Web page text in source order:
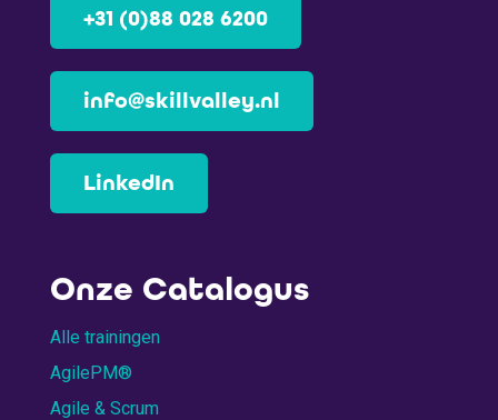
+31 (0)88 028 6200
info@skillvalley.nl
LinkedIn
Onze Catalogus
Alle trainingen
AgilePM®
Agile & Scrum